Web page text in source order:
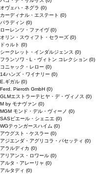
オヴェハ・ネグラ (0)
カーディナル・エステート (0)
パラディン (0)
ローレンツ・ファイヴ(0)
オリン・スウィフト・セラーズ (0)
ドゥルト (0)
シークレット・インダルジェンス (0)
フランソワ・L・ヴィトン コレクション (0)
コニャック・レロー (0)
14ハンズ・ワイナリー (0)
E.ギガル (0)
Ferd. Pieroth GmbH (0)
GLMエストラーテヒヤ・デ・ヴィノス (0)
M by モナヴァン (0)
MGM モンド・デル・ヴィーノ (0)
SASピエール・シェニエ (0)
WGテゥンガースハイム (0)
アウグスト・ケスラー (0)
アジエンダ・アグリコラ・パセッティ (0)
アラルディカ (0)
アリアンス・ロワール (0)
アルタ・アレーリャ (0)
アルタディ (0)